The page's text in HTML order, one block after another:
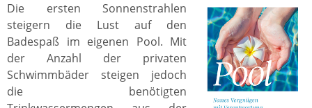
Die ersten Sonnenstrahlen
steigern die Lust auf den
Badespaß im eigenen Pool. Mit
der Anzahl der privaten
Schwimmbäder steigen jedoch
die benötigten